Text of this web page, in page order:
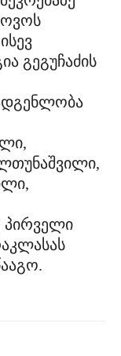
გეგუჩაძის
პირველი